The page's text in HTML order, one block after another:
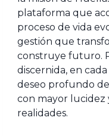
plataforma que
proceso de vida
gestión que
construye futuro.
discernida, en
deseo profundo
con mayor lucidez
realidades.